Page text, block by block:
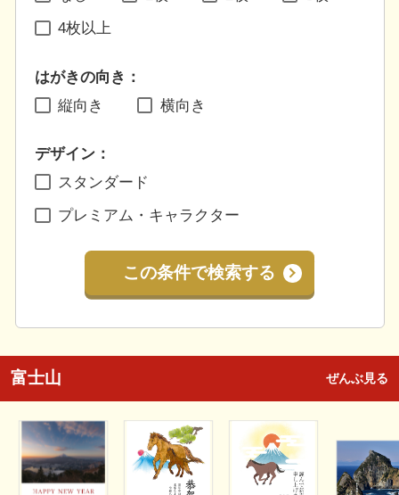
4枚以上
はがきの向き：
縦向き
横向き
デザイン：
スタンダード
プレミアム・キャラクター
この条件で検索する
富士山 ぜんぶ見る